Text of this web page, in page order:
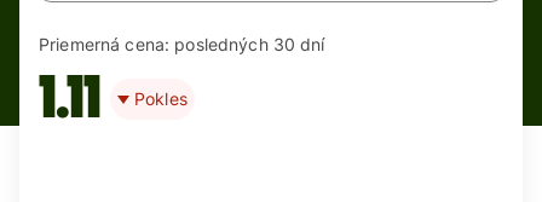
Priemerná cena: posledných 30 dní
1.11 Pokles